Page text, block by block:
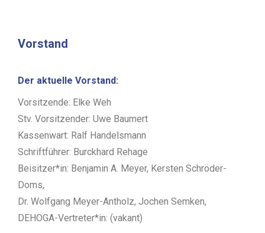
Vorstand
Der aktuelle Vorstand:
Vorsitzende: Elke Weh
Stv. Vorsitzender: Uwe Baumert
Kassenwart: Ralf Handelsmann
Schriftführer: Burckhard Rehage
Beisitzer*in: Benjamin A. Meyer, Kersten Schröder-
Doms,
Dr. Wolfgang Meyer-Antholz, Jochen Semken,
DEHOGA-Vertreter*in: (vakant)